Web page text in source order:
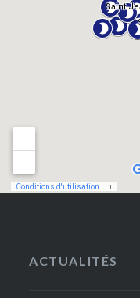
ACTUALITÉS